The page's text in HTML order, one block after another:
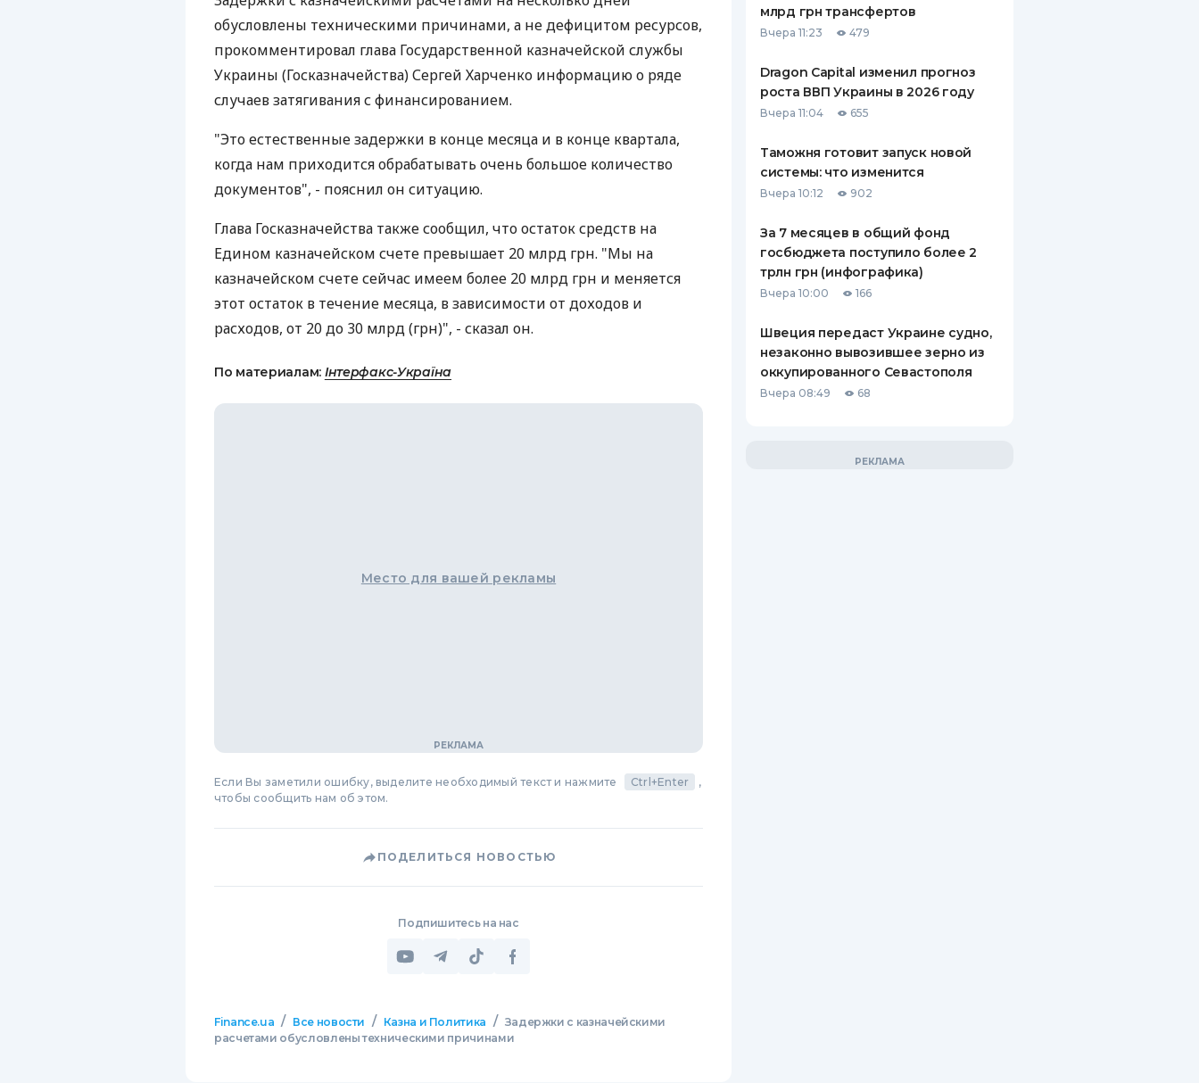
ЕЖЕМЕСЯЧНЫЙ ОБЗОР
КЕШБЭКА
ПУТЕВОДИТЕЛИ ПО
ПУТЕВОДИТЕЛИ ПО
ВСЕ СТРАХОВЫЕ ПОЛИСЫ
СТРАХОВЫЕ КОМПАНИИ
ОТЗЫВЫ О СТРАХОВЫХ
КОМПАНИЯХ
КОНТАКТЫ
обусловлены техническими причинами, а не дефицитом ресурсов,
прокомментировал глава Государственной казначейской службы
Украины (Госказначейства) Сергей Харченко информацию о ряде
случаев затягивания с финансированием.
"Это естественные задержки в конце месяца и в конце квартала,
когда нам приходится обрабатывать очень большое количество
документов", - пояснил он ситуацию.
Глава Госказначейства также сообщил, что остаток средств на
Едином казначейском счете превышает 20 млрд грн. "Мы на
казначейском счете сейчас имеем более 20 млрд грн и меняется
этот остаток в течение месяца, в зависимости от доходов и
расходов, от 20 до 30 млрд (грн)", - сказал он.
По материалам: Інтерфакс-Україна
Место для вашей рекламы
Если Вы заметили ошибку, выделите необходимый текст и нажмите Ctrl+Enter
,
чтобы сообщить нам об этом.
ПОДЕЛИТЬСЯ НОВОСТЬЮ
Подпишитесь на нас
Finance.ua / Все новости / Казна и Политика / Задержки с казначейскими
расчетами обусловлены техническими причинами
млрд грн трансфертов
Вчера 11:23 479
Dragon Capital изменил прогноз
роста ВВП Украины в 2026 году
Вчера 11:04 655
Таможня готовит запуск новой
системы: что изменится
Вчера 10:12 902
За 7 месяцев в общий фонд
госбюджета поступило более 2
трлн грн (инфографика)
Вчера 10:00 166
Швеция передаст Украине судно,
незаконно вывозившее зерно из
оккупированного Севастополя
Вчера 08:49 68